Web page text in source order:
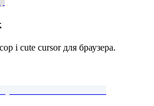
і cute cursor для браузера.